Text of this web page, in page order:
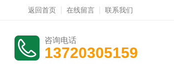
返回首页 在线留言 联系我们
咨询电话
13720305159